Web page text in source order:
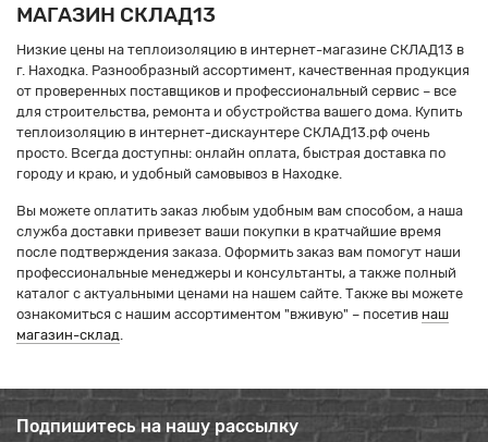
МАГАЗИН СКЛАД13
Низкие цены на теплоизоляцию в интернет-магазине СКЛАД13 в
г. Находка. Разнообразный ассортимент, качественная продукция
от проверенных поставщиков и профессиональный сервис – все
для строительства, ремонта и обустройства вашего дома. Купить
теплоизоляцию в интернет-дискаунтере СКЛАД13.рф очень
просто. Всегда доступны: онлайн оплата, быстрая доставка по
городу и краю, и удобный самовывоз в Находке.
Вы можете оплатить заказ любым удобным вам способом, а наша
служба доставки привезет ваши покупки в кратчайшие время
после подтверждения заказа. Оформить заказ вам помогут наши
профессиональные менеджеры и консультанты, а также полный
каталог с актуальными ценами на нашем сайте. Также вы можете
ознакомиться с нашим ассортиментом "вживую" – посетив наш
магазин-склад
Подпишитесь на нашу рассылку